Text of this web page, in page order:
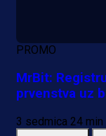
PROMO
MrBit:
prvenstva uz
3 sedmica 24 min